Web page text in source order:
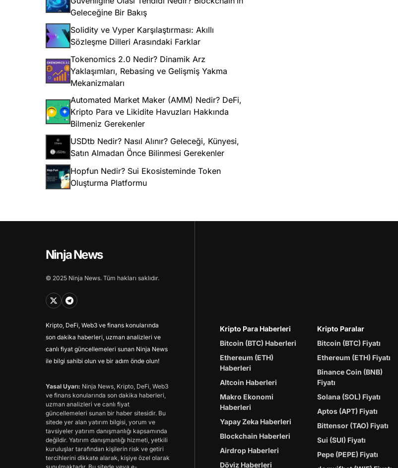
Geleceğine Bir Bakış
Solidity ve Vyper Karşılaştırması: Akıllı
Sözleşme Dilleri Arasındaki Farklar
Tokenomics 2.0 Nedir? Dinamik Arz
Yaklaşımları, Rebasing ve Gelişmiş Yakma
Mekanizmaları
Automated Market Maker (AMM) Nedir? DeFi,
Kripto Para ve Likidite Havuzları Hakkında
Bilmeniz Gerekenler
USDtb Nedir? Nasıl Alınır? Geleceği, Künyesi,
Satın Almadan Önce Bilinmesi Gerekenler
Hopfun Nedir? Sui Ekosisteminde Token
Oluşturma Platformu
Ninja News
© 2025 Ninja News. Tüm hakları saklıdır.
Kripto, DeFi, Web3 ve finans konularında
son dakika haberleri, uzman analizleri ve
canlı fiyat güncellemeleri sunan Ninja News
ile bilgi sahibi olun ve bir adım önde olun!
Yasal Uyarı: Ninja News, Kripto, DeFi, Web3
ve finans konularında son dakika haberleri,
uzman analizleri ve canlı fiyat
güncellemeleri sunan bir haber sitesidir. Bu
sitede yer alan yatırım bilgisi, yorum ve
tavsiyeler yatırım danışmanlığı kapsamında
değildir. Yatırım danışmanlığı hizmeti, yetkili
kuruluşlar tarafından kişilerin risk ve getiri
tercihlerini dikkate alarak, kişiye özel olarak
Kripto Para Haberleri
Bitcoin (BTC) Haberleri
Ethereum (ETH)
Haberleri
Altcoin Haberleri
Makro Ekonomi
Haberleri
Yapay Zeka Haberleri
Blockchain Haberleri
Airdrop Haberleri
Döviz Haberleri
Kripto Paralar
Bitcoin (BTC) Fiyatı
Ethereum (ETH) Fiyatı
Binance Coin (BNB)
Fiyatı
Solana (SOL) Fiyatı
Aptos (APT) Fiyatı
Bittensor (TAO) Fiyatı
Sui (SUI) Fiyatı
Pepe (PEPE) Fiyatı